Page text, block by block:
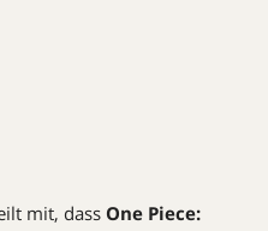
mit, dass One Piece: